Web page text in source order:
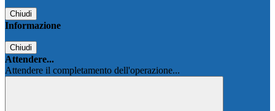
Chiudi
Informazione
Chiudi
Attendere...
Attendere il completamento dell'operazione...